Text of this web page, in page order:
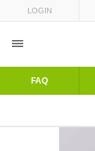
LOGIN
FAQ